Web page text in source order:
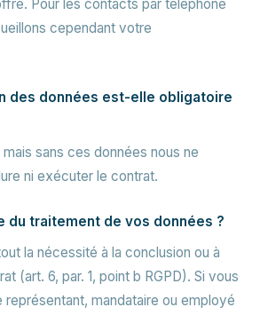
Pour les contacts par téléphone
cependant votre
des données est-elle obligatoire
sans ces données nous ne
ni exécuter le contrat.
du traitement de vos données ?
la nécessité à la conclusion ou à
(art. 6, par. 1, point b RGPD). Si vous
représentant, mandataire ou employé